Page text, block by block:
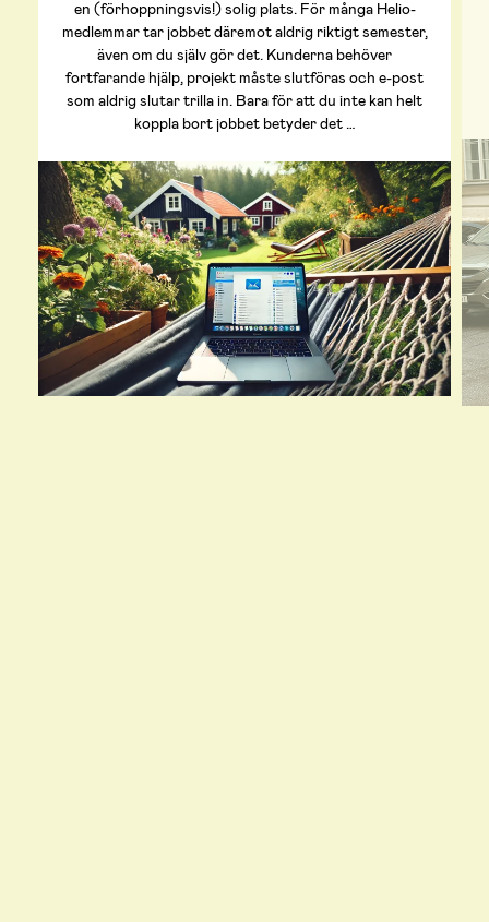
en (förhoppningsvis!) solig plats. För många Helio-
medlemmar tar jobbet däremot aldrig riktigt semester,
även om du själv gör det. Kunderna behöver
fortfarande hjälp, projekt måste slutföras och e-post
som aldrig slutar trilla in. Bara för att du inte kan helt
koppla bort jobbet betyder det …